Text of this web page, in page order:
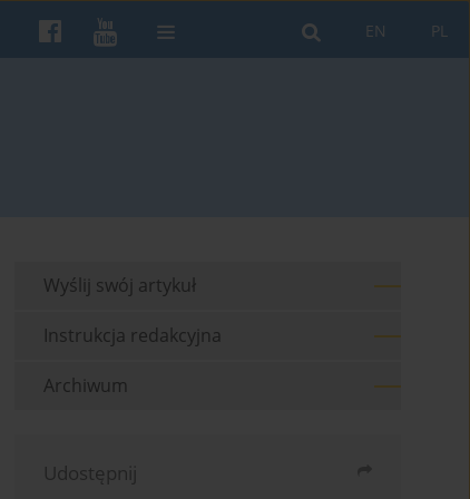
PL
EN
Wyślij swój artykuł
Instrukcja redakcyjna
Archiwum
Udostępnij